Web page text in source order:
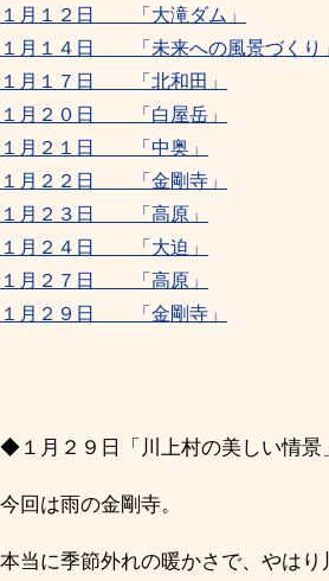
１月１２日 「大滝ダム」
１月１４日 「未来への風景づくり
１月１７日 「北和田」
１月２０日 「白屋岳」
１月２１日 「中奥」
１月２２日 「金剛寺」
１月２３日 「高原」
１月２４日 「大迫」
１月２７日 「高原」
１月２９日 「金剛寺」
◆１月２９日「川上村の美しい情景」
今回は雨の金剛寺。
本当に季節外れの暖かさで、やは